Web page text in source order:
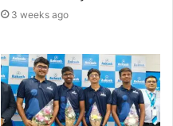
3 weeks ago